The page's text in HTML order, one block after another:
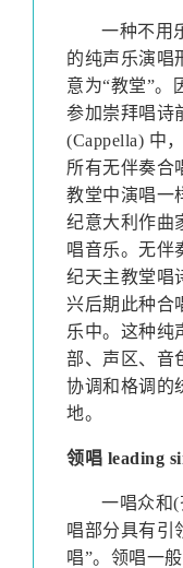
一种不用
的纯声乐演唱
意为“教堂”。
参加崇拜唱诗
(Cappella) 中
所有无伴奏合
教堂中演唱一
纪意大利作曲
唱音乐。无伴
纪天主教堂唱
兴后期此种合
乐中。这种纯
部、声区、音
协调和格调的
地。
领唱 leading
一唱众和(
唱部分具有引
唱”。领唱一